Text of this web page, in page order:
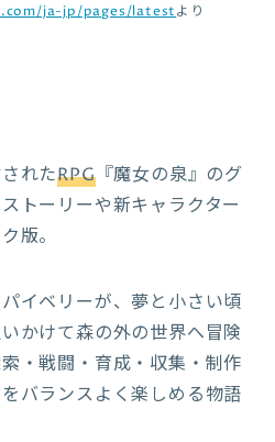
ja-jp/pages/latestより
れたRPG『魔女の泉』のグ
トーリーや新キャラクター
版。
イベリーが、夢と小さい頃
かけて森の外の世界へ冒険
・戦闘・育成・収集・制作
バランスよく楽しめる物語